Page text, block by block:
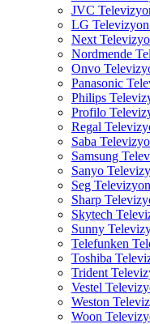
JVC
LG
Next
Nordmende
Onvo
Panasonic
Philips
Profilo
Regal
Saba
Samsung
Sanyo
Seg
Sharp
Skytech
Sunny
Telefunken
Toshiba
Trident
Vestel
Weston
Woon